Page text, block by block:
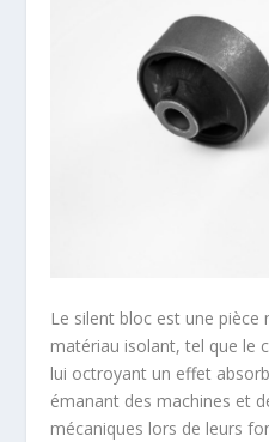
Le silent bloc est une
matériau isolant, tel que le
lui octroyant un effet
émanant des machines et
mécaniques lors de leurs